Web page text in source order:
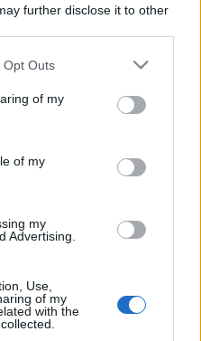
further disclose it to other
uses one or more Google
behaviour. You may click to
and its third-party tags to
purposes in below Google
Opt Outs
of my
of my
my
Advertising.
Use,
of my
with the